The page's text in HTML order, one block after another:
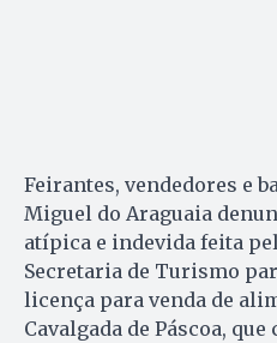
Feirantes, vendedores e
Miguel do Araguaia
atípica e indevida feita
Secretaria de Turismo
licença para venda de
Cavalgada de Páscoa,